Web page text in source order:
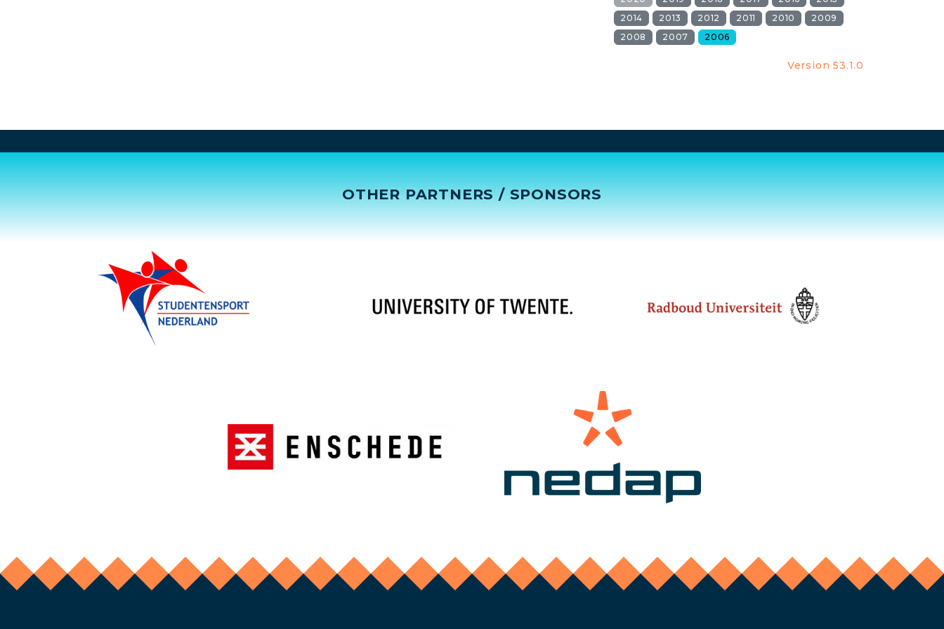
2014
2013 2012 2011 2010
2009
2008
2007 2006
Version 53.1.0
OTHER PARTNERS / SPONSORS